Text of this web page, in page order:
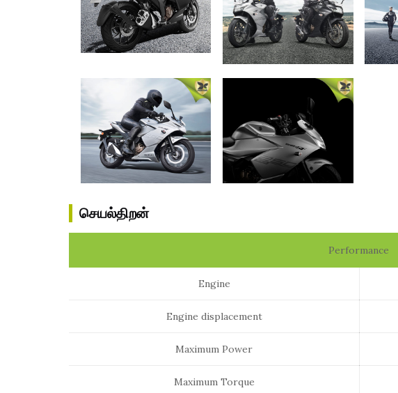
செயல்திறன்
Performance
Engine
Engine displacement
Maximum Power
Maximum Torque